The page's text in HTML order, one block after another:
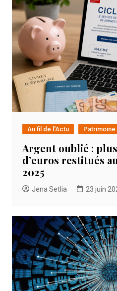
Au fil de l'Actu Patrimoine
Argent oublié :
d’euros restitués
2025
Jena Setlia 23 juin